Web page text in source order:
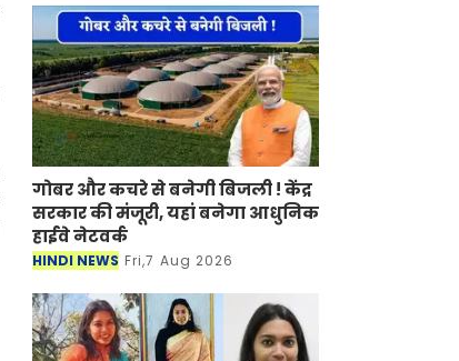
गोबर और कचरे से बनेगी बिजली ! केंद्र
सरकार की मंजूरी, यहां बनेगा आधुनिक
हाईवे नेटवर्क
HINDI NEWS Fri,7 Aug 2026